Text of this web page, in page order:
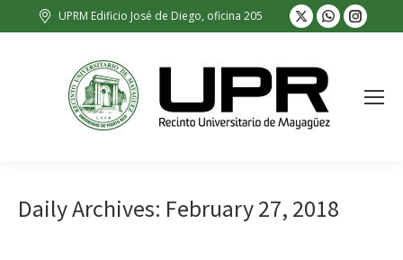
UPRM Edificio José de Diego, oficina 205
X
page
opens
in
new
window
Whatsapp
pagepage
in
new
Daily Archives: February 27, 2018